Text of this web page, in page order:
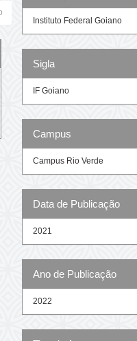
Instituto Federal Goiano
Sigla
IF Goiano
Campus
Campus Rio Verde
Data de Publicação
2021
Ano de Publicação
2022